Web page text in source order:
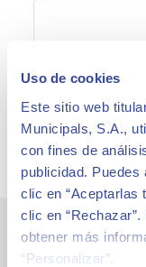
Uso de cookies
Este sitio web
Municipals, S.A.,
con fines de
publicidad.
clic en “Aceptarlas
clic en
obtener más
“Personalizar”.
Otros